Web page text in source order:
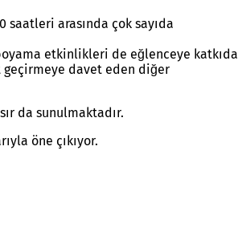
arasında çok sayıda
etkinlikleri de eğlenceye katkıda
geçirmeye davet eden diğer
da sunulmaktadır.
öne çıkıyor.